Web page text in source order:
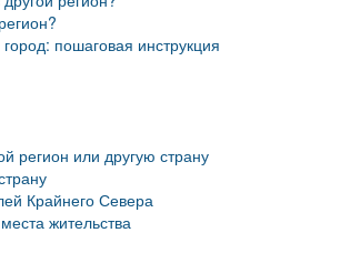
пошаговая инструкция
регион или другую страну
Крайнего Севера
жительства